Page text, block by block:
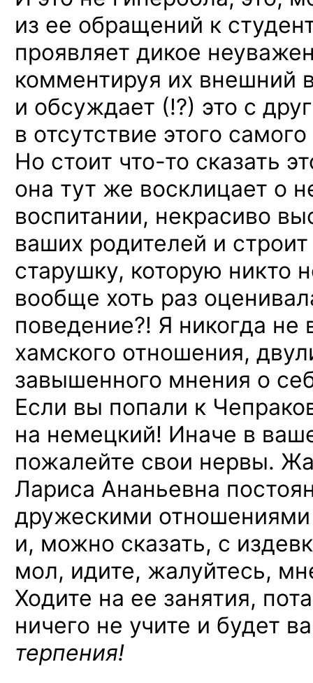
из ее обращений к
проявляет дикое
комментируя их внешний
и обсуждает (!?) это с
в отсутствие этого
Но стоит что-то сказать
она тут же восклицает о
воспитании, некрасиво
ваших родителей и
старушку, которую никто
вообще хоть раз
поведение?! Я никогда не
хамского отношения,
завышенного мнения о
Если вы попали к
на немецкий! Иначе в
пожалейте свои нервы.
Лариса Ананьевна
дружескими отношениями
и, можно сказать, с
мол, идите, жалуйтесь,
Ходите на ее занятия,
ничего не учите и будет
терпения!